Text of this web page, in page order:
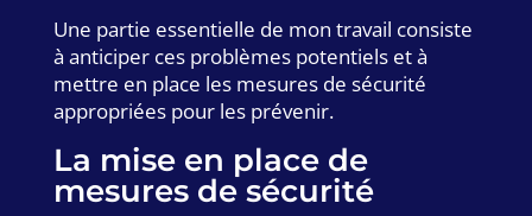
Une partie essentielle de mon travail consiste
à anticiper ces problèmes potentiels et à
mettre en place les mesures de sécurité
appropriées pour les prévenir.
La mise en place de
mesures de sécurité